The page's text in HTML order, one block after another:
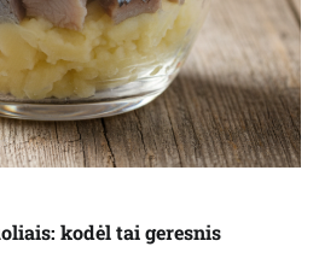
kodėl tai geresnis